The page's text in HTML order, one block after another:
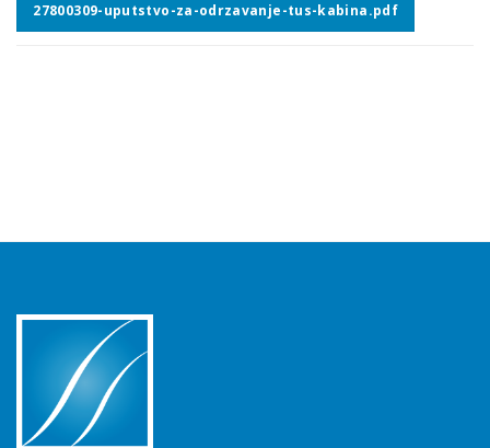
27800309-uputstvo-za-odrzavanje-tus-kabina.pdf